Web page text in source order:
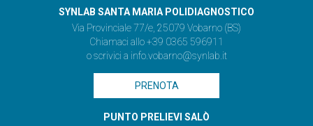
SYNLAB SANTA MARIA POLIDIAGNOSTICO
Via Provinciale 77/e, 25079 Vobarno (BS)
Chiamaci allo +39 0365 596911
o scrivici a info.vobarno@synlab.it
PRENOTA
PUNTO PRELIEVI SALÒ